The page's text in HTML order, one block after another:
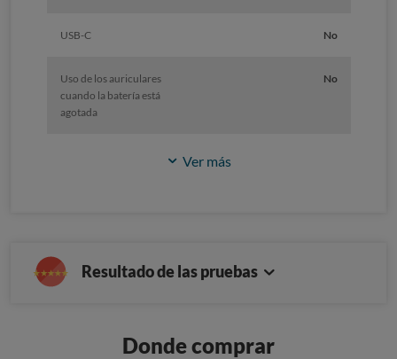
USB-C No
Uso de los auriculares
cuando la batería está
agotada
No
Ver más
Resultado de las pruebas
Donde comprar